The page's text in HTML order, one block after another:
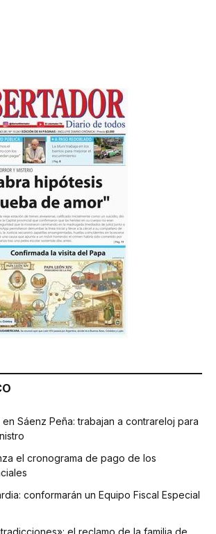
Sáenz Peña: trabajan a contrareloj para
el cronograma de pago de los
conformarán un Equipo Fiscal Especial
el reclamo de la familia de